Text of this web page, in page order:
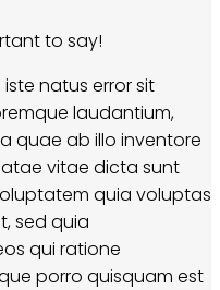
to say!
natus error sit
laudantium,
quae ab illo inventore
vitae dicta sunt
quia voluptas
sed quia
qui ratione
porro quisquam est